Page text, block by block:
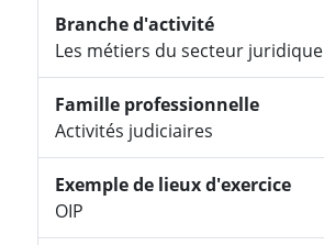
Branche d'activité
Les métiers du secteur juridique
Famille professionnelle
Activités judiciaires
Exemple de lieux d'exercice
OIP